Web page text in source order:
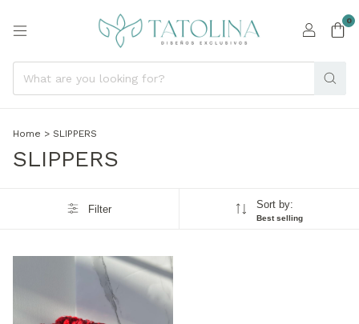
0
Home > SLIPPERS
SLIPPERS
Filter Sort by:
Best selling